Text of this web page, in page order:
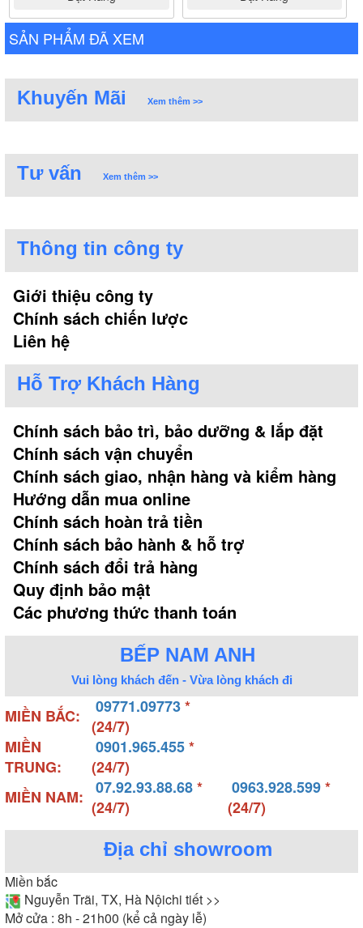
SẢN PHẨM ĐÃ XEM
Khuyến Mãi Xem thêm >>
Tư vấn Xem thêm >>
Thông tin công ty
Giới thiệu công ty
Chính sách chiến lược
Liên hệ
Hỗ Trợ Khách Hàng
Chính sách bảo trì, bảo dưỡng & lắp đặt
Chính sách vận chuyển
Chính sách giao, nhận hàng và kiểm hàng
Hướng dẫn mua online
Chính sách hoàn trả tiền
Chính sách bảo hành & hỗ trợ
Chính sách đổi trả hàng
Quy định bảo mật
Các phương thức thanh toán
BẾP NAM ANH
Vui lòng khách đến - Vừa lòng khách đi
MIỀN BẮC: 09771.09773*
(24/7)
MIỀN
TRUNG:
0901.965.455*
(24/7)
MIỀN NAM:
07.92.93.88.68*
(24/7)
0963.928.599*
(24/7)
Địa chỉ showroom
Miền bắc
Nguyễn Trãi, TX, Hà Nộichi tiết >>
Mở cửa : 8h - 21h00 (kể cả ngày lễ)